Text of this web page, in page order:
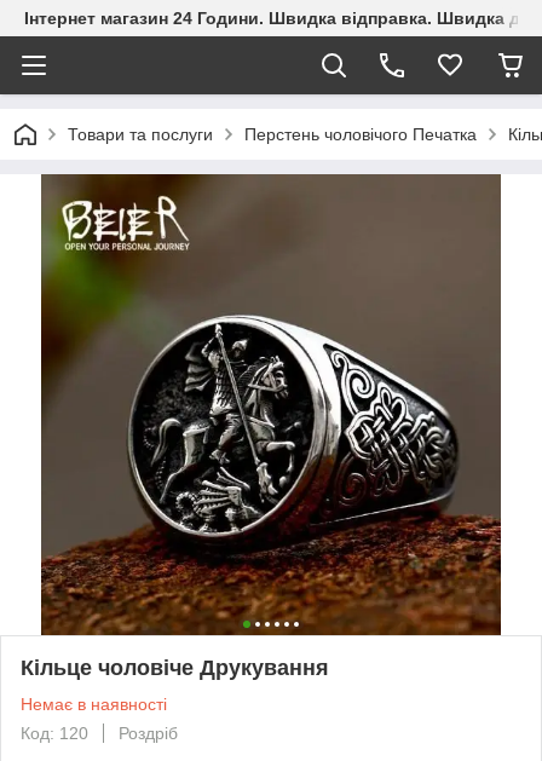
Інтернет магазин 24 Години. Швидка відправка. Швидка
Товари та послуги Перстень чоловічого Печатка
Кільце чоловіче Друкування
Немає в наявності
Код: 120
Роздріб